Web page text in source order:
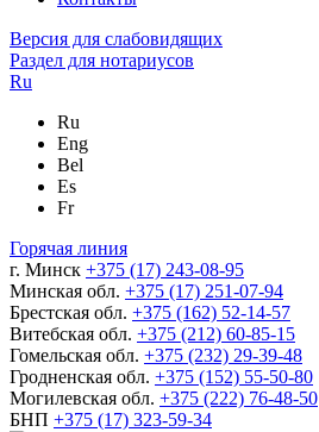
Версия для слабовидящих
Раздел для нотариусов
Ru
Ru
Eng
Bel
Es
Fr
Горячая линия
г. Минск +375 (17) 243-08-95
Минская обл. +375 (17) 251-07-94
Брестская обл. +375 (162) 52-14-57
Витебская обл. +375 (212) 60-85-15
Гомельская обл. +375 (232) 29-39-48
Гродненская обл. +375 (152) 55-50-80
Могилевская обл. +375 (222) 76-48-50
БНП +375 (17) 323-59-34